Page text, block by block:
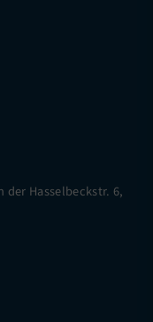
Hasselbeckstr. 6,